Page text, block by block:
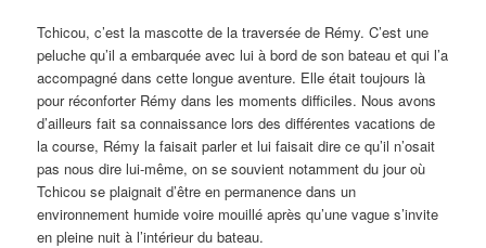
Tchicou, c’est la mascotte de la traversée de Rémy. C’est une
peluche qu’il a embarquée avec lui à bord de son bateau et qui l’a
accompagné dans cette longue aventure. Elle était toujours là
pour réconforter Rémy dans les moments difficiles. Nous avons
d’ailleurs fait sa connaissance lors des différentes vacations de
la course, Rémy la faisait parler et lui faisait dire ce qu’il n’osait
pas nous dire lui-même, on se souvient notamment du jour où
Tchicou se plaignait d’être en permanence dans un
environnement humide voire mouillé après qu’une vague s’invite
en pleine nuit à l’intérieur du bateau.